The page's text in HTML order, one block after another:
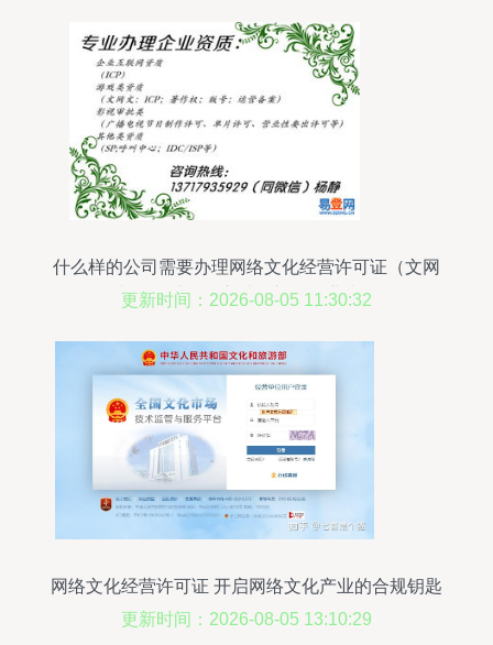
什么样的公司需要办理网络文化经营许可证（文网
文）？以陶然亭畔的初创企业为例
更新时间：2026-08-05 11:30:32
网络文化经营许可证 开启网络文化产业的合规钥匙
更新时间：2026-08-05 13:10:29